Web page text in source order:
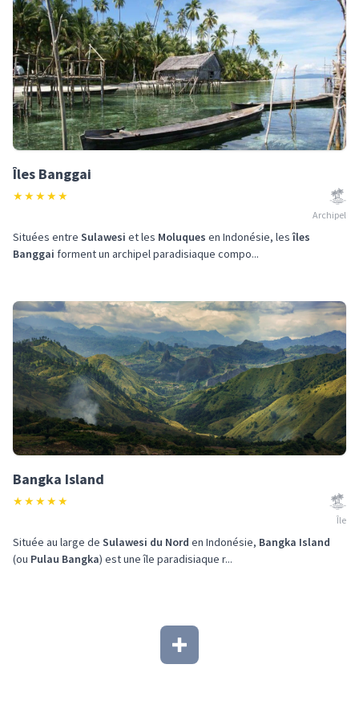
Îles Banggai
★★★★★
Archipel
Situées entre Sulawesi et les Moluques en Indonésie, lesîles
Banggai forment un archipel paradisiaque compo...
Bangka Island
★★★★★
Île
Située au large de Sulawesi du Nord en Indonésie, Bangka Island
(ou Pulau Bangka) est une île paradisiaque r...